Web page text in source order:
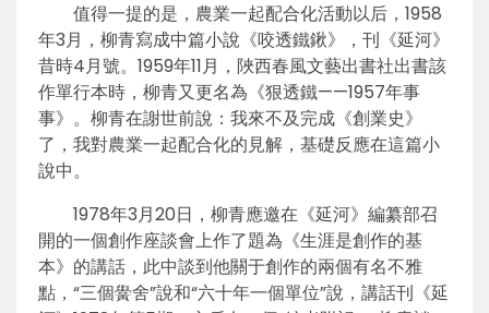
值得一提的是，農業一起配合化活動以后，1958
年3月，柳青寫成中篇小說《咬透鐵鍬》，刊《延河》
昔時4月號。1959年11月，陜西春風文藝出書社出書該
作單行本時，柳青又更名為《狠透鐵——1957年事
事》。柳青在謝世前說：我來不及完成《創業史》
了，我對農業一起配合化的見解，基礎反應在這篇小
說中。
1978年3月20日，柳青應邀在《延河》編纂部召
開的一個創作座談會上作了題為《生涯是創作的基
本》的講話，此中談到他關于創作的兩個有名不雅
點，“三個黌舍”說和“六十年一個單位”說，講話刊《延